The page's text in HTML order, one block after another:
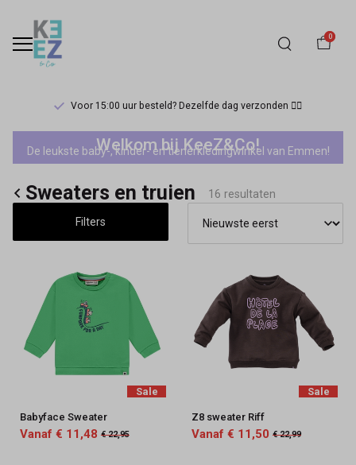
0
Voor 15:00 uur besteld? Dezelfde dag verzonden 🏃‍♀️
Sale
mini
jongens
sweaters
truien
Keez&Co
Welkom bij KeeZ&Co!
De leukste baby-, kinder- en tienerkledingwinkel van Emmen!
Sweaters en truien 16 resultaten
Filters
Sale
Babyface Sweater
Vanaf € 11,48 € 22,95
Sale
Z8 sweater Riff
Vanaf € 11,50 € 22,99